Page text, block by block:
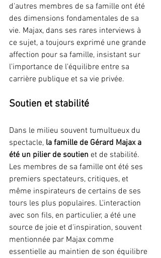
d'autres membres de sa famille ont été
des dimensions fondamentales de sa
vie. Majax, dans ses rares interviews à
ce sujet, a toujours exprimé une grande
affection pour sa famille, insistant sur
l'importance de l'équilibre entre sa
carrière publique et sa vie privée.
Soutien et stabilité
Dans le milieu souvent tumultueux du
spectacle, la famille de Gérard Majax a
été un pilier de soutien et de stabilité.
Les membres de sa famille ont été ses
premiers spectateurs, critiques, et
même inspirateurs de certains de ses
tours les plus populaires. L'interaction
avec son fils, en particulier, a été une
source de joie et d'inspiration, souvent
mentionnée par Majax comme
essentielle au maintien de son équilibre